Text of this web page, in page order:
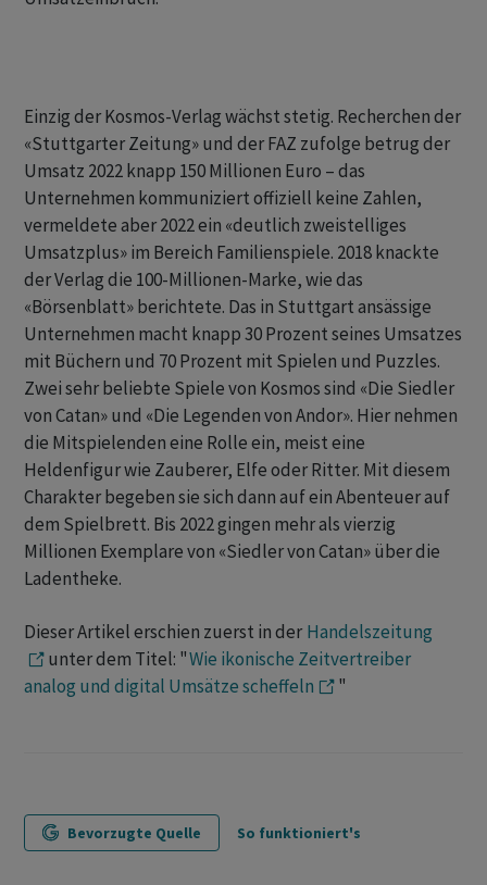
Einzig der Kosmos-Verlag wächst stetig. Recherchen der
«Stuttgarter Zeitung» und der FAZ zufolge betrug der
Umsatz 2022 knapp 150 Millionen Euro – das
Unternehmen kommuniziert offiziell keine Zahlen,
vermeldete aber 2022 ein «deutlich zweistelliges
Umsatzplus» im Bereich Familienspiele. 2018 knackte
der Verlag die 100-Millionen-Marke, wie das
«Börsenblatt» berichtete. Das in Stuttgart ansässige
Unternehmen macht knapp 30 Prozent seines Umsatzes
mit Büchern und 70 Prozent mit Spielen und Puzzles.
Zwei sehr beliebte Spiele von Kosmos sind «Die Siedler
von Catan» und «Die Legenden von Andor». Hier nehmen
die Mitspielenden eine Rolle ein, meist eine
Heldenfigur wie Zauberer, Elfe oder Ritter. Mit diesem
Charakter begeben sie sich dann auf ein Abenteuer auf
dem Spielbrett. Bis 2022 gingen mehr als vierzig
Millionen Exemplare von «Siedler von Catan» über die
Ladentheke.
Dieser Artikel erschien zuerst in der Handelszeitung
unter dem Titel: "Wie ikonische Zeitvertreiber
analog und digital Umsätze scheffeln
"
Bevorzugte Quelle So funktioniert's